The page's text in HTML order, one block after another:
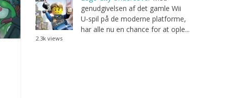
genudgivelsen af det gamle Wii
U-spil på de moderne platforme,
har alle nu en chance for at ople...
2.3k views